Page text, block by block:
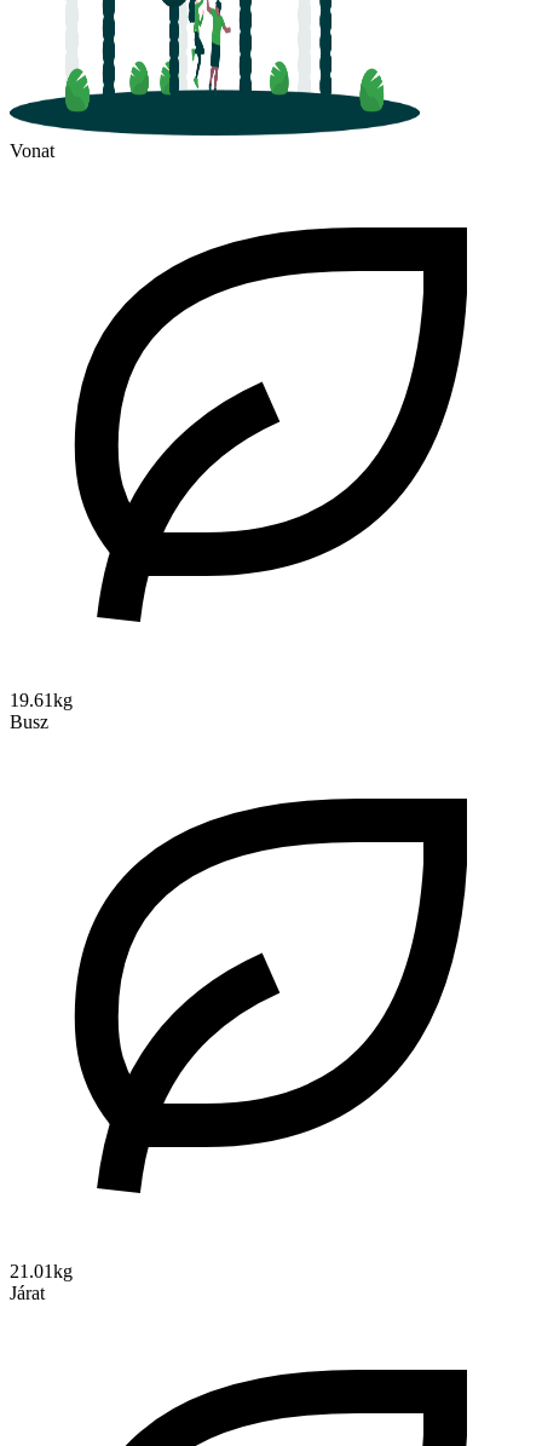
Vonat
19.61kg
Busz
21.01kg
Járat